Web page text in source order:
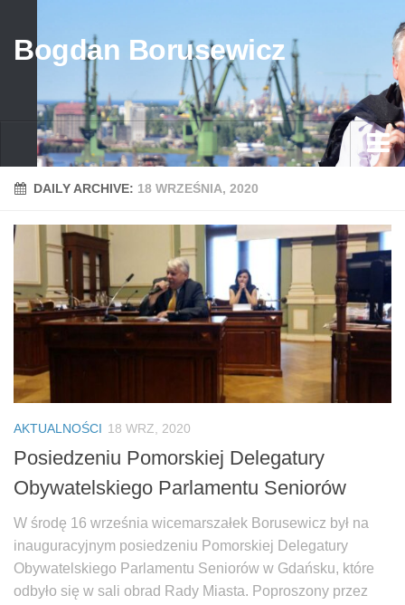
Bogdan Borusewicz
Aktualności
przed 1989
po 1989
Media
Życiorys
Fundacja Jacka Kaczmarskiego
Fundacja Batorego
DAILY ARCHIVE: 18 WRZEŚNIA, 2020
AKTUALNOŚCI 18 WRZ, 2020
Posiedzeniu Pomorskiej Delegatury
Obywatelskiego Parlamentu Seniorów
W środę 16 września wicemarszałek Borusewicz był na
inauguracyjnym posiedzeniu Pomorskiej Delegatury
Obywatelskiego Parlamentu Seniorów w Gdańsku, które
odbyło się w sali obrad Rady Miasta. Poproszony przez